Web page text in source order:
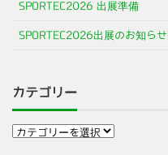
SPORTEC2026 出展準備
SPORTEC2026出展のお知らせ
カテゴリー